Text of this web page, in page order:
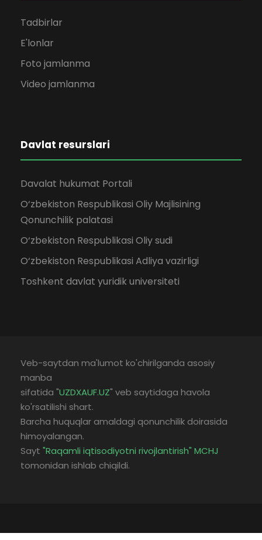
Tadbirlar
E'lonlar
Foto jamlanma
Video jamlanma
Davlat resurslari
Davalat hukumat Portali
O‘zbekiston Respublikasi Oliy Majlisining
Qonunchilik palatasi
O‘zbekiston Respublikasi Oliy sudi
O‘zbekiston Respublikasi Adliya vazirligi
Toshkent davlat yuridik universiteti
Veb-saytdan ma'lumot ko'chirilganda asosiy
manba
sifatida "UZDXAUF.UZ" veb saytidaga havola
ko'rsatilishi shart.
Barcha huquqlar amaldagi qonunchilik doirasida
himoyalangan.
Sayt "Raqamli iqtisodiyotni rivojlantirish" MCHJ
tomonidan ishlab chiqildi.